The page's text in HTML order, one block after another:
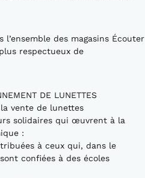
des magasins Écouter
respectueux de
DE LUNETTES
vente de lunettes
solidaires qui œuvrent à la
:
à ceux qui, dans le
confiées à des écoles